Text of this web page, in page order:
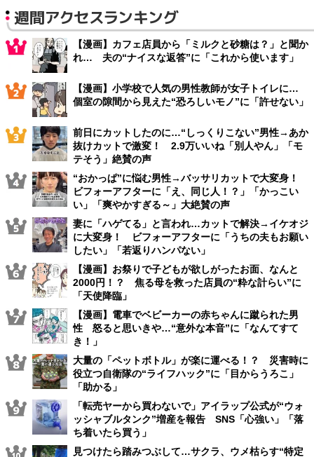
週間アクセスランキング
【漫画】カフェ店員から「ミルクと砂糖は？」と聞か
れ… 夫の“ナイスな返答”に「これから使います」
【漫画】小学校で人気の男性教師が女子トイレに…
個室の隙間から見えた“恐ろしいモノ”に「許せない」
前日にカットしたのに…“しっくりこない”男性→あか
抜けカットで激変！ 2.9万いいね「別人やん」「モ
テそう」絶賛の声
“おかっぱ”に悩む男性→バッサリカットで大変身！
ビフォーアフターに「え、同じ人！？」「かっこい
い」「爽やかすぎる～」大絶賛の声
妻に「ハゲてる」と言われ…カットで解決→イケオジ
に大変身！ ビフォーアフターに「うちの夫もお願い
したい」「若返りハンパない」
【漫画】お祭りで子どもが欲しがったお面、なんと
2000円！？ 焦る母を救った店員の“粋な計らい”に
「天使降臨」
【漫画】電車でベビーカーの赤ちゃんに蹴られた男
性 怒ると思いきや…“意外な本音”に「なんてすて
き！」
大量の「ペットボトル」が楽に運べる！？ 災害時に
役立つ自衛隊の“ライフハック”に「目からうろこ」
「助かる」
「転売ヤーから買わないで」アイラップ公式が“ウォ
ッシャブルタンク”増産を報告 SNS「心強い」「落
ち着いたら買う」
見つけたら踏みつぶして…サクラ、ウメ枯らす“特定